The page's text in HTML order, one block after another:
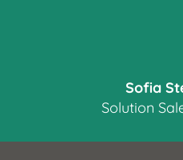
Sofia
Solution